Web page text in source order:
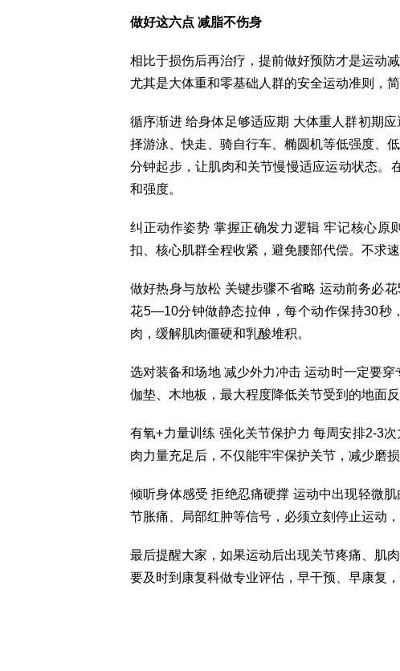
做好这六点 减脂不伤身
相比于损伤后再治疗，提前做好预防才是运动
尤其是大体重和零基础人群的安全运动准则，
循序渐进 给身体足够适应期 大体重人群初期
择游泳、快走、骑自行车、椭圆机等低强度、
分钟起步，让肌肉和关节慢慢适应运动状态。
和强度。
纠正动作姿势 掌握正确发力逻辑 牢记核心原
扣、核心肌群全程收紧，避免腰部代偿。不求
做好热身与放松 关键步骤不省略 运动前务必
花5—10分钟做静态拉伸，每个动作保持30秒
肉，缓解肌肉僵硬和乳酸堆积。
选对装备和场地 减少外力冲击 运动时一定要
伽垫、木地板，最大程度降低关节受到的地面反
有氧+力量训练 强化关节保护力 每周安排2-3
肉力量充足后，不仅能牢牢保护关节，减少磨
倾听身体感受 拒绝忍痛硬撑 运动中出现轻微
节胀痛、局部红肿等信号，必须立刻停止运动
最后提醒大家，如果运动后出现关节疼痛、肌
要及时到康复科做专业评估，早干预、早康复